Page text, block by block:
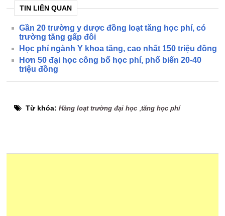
TIN LIÊN QUAN
Gần 20 trường y dược đồng loạt tăng học phí, có
trường tăng gấp đôi
Học phí ngành Y khoa tăng, cao nhất 150 triệu đồng
Hơn 50 đại học công bố học phí, phổ biến 20-40
triệu đồng
Từ khóa:Hàng loạt trường đại học ,tăng học phí